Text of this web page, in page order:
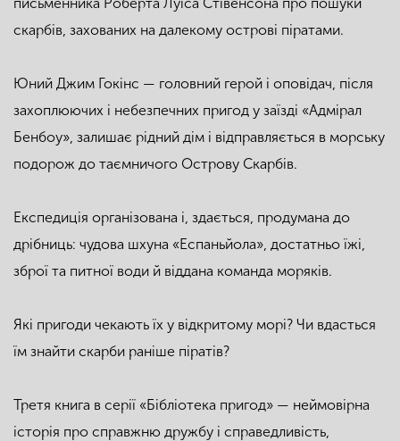
скарбів, захованих на далекому острові піратами.
Юний Джим Гокінс — головний герой і оповідач, після
захоплюючих і небезпечних пригод у заїзді «Адмірал
Бенбоу», залишає рідний дім і відправляється в морську
подорож до таємничого Острову Скарбів.
Експедиція організована і, здається, продумана до
дрібниць: чудова шхуна «Еспаньйола», достатньо їжі,
зброї та питної води й віддана команда моряків.
Які пригоди чекають їх у відкритому морі? Чи вдасться
їм знайти скарби раніше піратів?
Третя книга в серії «Бібліотека пригод» — неймовірна
історія про справжню дружбу і справедливість,